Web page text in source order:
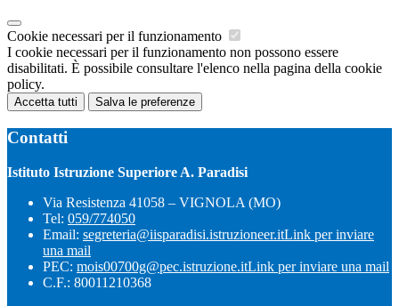
Cookie necessari per il funzionamento
I cookie necessari per il funzionamento non possono essere
disabilitati. È possibile consultare l'elenco nella pagina della cookie
policy.
Accetta tutti Salva le preferenze
Contatti
Istituto Istruzione Superiore A. Paradisi
Via Resistenza 41058 – VIGNOLA (MO)
Tel: 059/774050
Email: segreteria@iisparadisi.istruzioneer.itLink per inviare
una mail
PEC: mois00700g@pec.istruzione.itLink per inviare una mail
C.F.: 80011210368